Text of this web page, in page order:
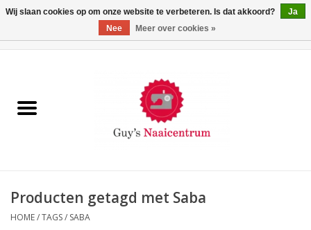
Machines
Paspoppen
Producten getagd met Saba
HOME/TAGS/ SABA
Wij slaan cookies op om onze website te verbeteren. Is dat akkoord?
Ja
Nee
Meer over cookies »